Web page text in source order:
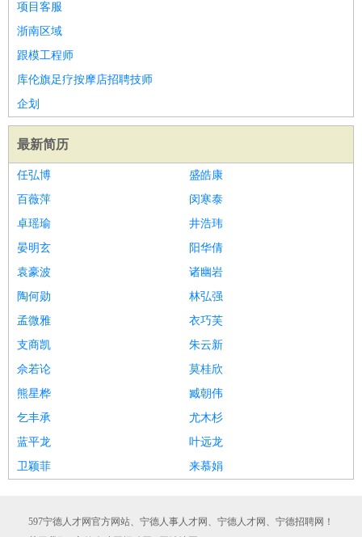
项目客服
浙南区域
跟模工程师
库伦旗足疗按摩店招聘技师
企划
最新简历
任弘博
盛皓康
百薇萍
闵寒泰
卓瑶瑜
井浩玮
晏明玄
阳华倩
袁豪波
诸幽岩
陶何勋
林弘强
孟微雅
衣巧芙
支商凯
朱云新
佘若论
莫桂欣
熊星桦
臧朝伟
乞丰承
尤木杉
蓝平龙
叶远龙
卫颖菲
来慕娟
597宁德人才网官方网站、宁德人事人才网、宁德人才网、宁德招聘网！